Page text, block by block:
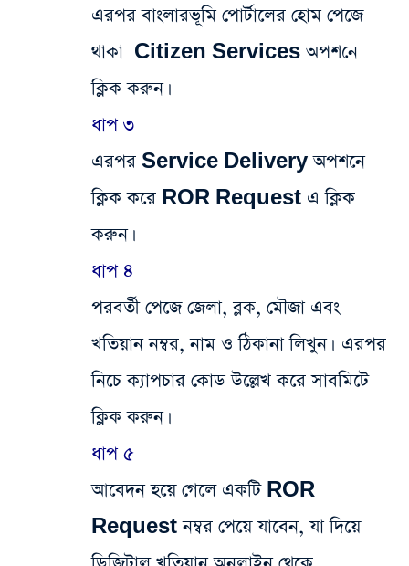
এরপর বাংলারভূমি পোর্টালের হোম পেজে
থাকা Citizen Services অপশনে
ক্লিক করুন।
ধাপ ৩
এরপর Service Delivery অপশনে
ক্লিক করে ROR Request এ ক্লিক
করুন।
ধাপ ৪
পরবর্তী পেজে জেলা, ব্লক, মৌজা এবং
খতিয়ান নম্বর, নাম ও ঠিকানা লিখুন। এরপর
নিচে ক্যাপচার কোড উল্লেখ করে সাবমিটে
ক্লিক করুন।
ধাপ ৫
আবেদন হয়ে গেলে একটি ROR
Request নম্বর পেয়ে যাবেন, যা দিয়ে